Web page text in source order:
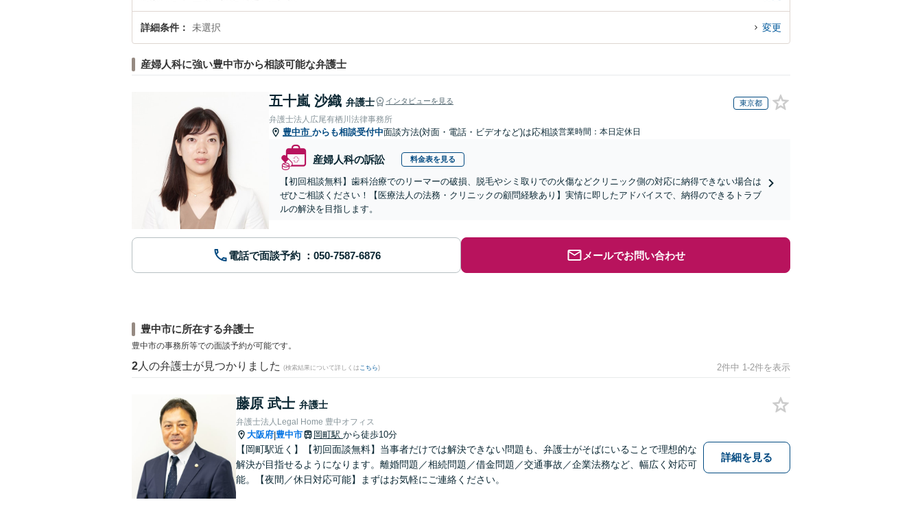
詳細条件 未選択 変更
産婦人科に強い豊中市から相談可能な弁護士
五十嵐 沙織 弁護士 インタビューを見る 東京都
弁護士法人広尾有栖川法律事務所
豊中市 からも相談受付中面談方法(対面・電話・ビデオなど)は応相談営業時間：本日定休日
産婦人科の訴訟 料金表を見る
【初回相談無料】歯科治療でのリーマーの破損、脱毛やシミ取りでの火傷などクリニック側の対応に納得できない場合は
ぜひご相談ください！【医療法人の法務・クリニックの顧問経験あり】実情に即したアドバイスで、納得のできるトラブ
ルの解決を目指します。
電話で面談予約 メールでお問い合わせ
豊中市に所在する弁護士
豊中市の事務所等での面談予約が可能です。
2 人の弁護士が見つかりました (検索結果について詳しくは こちら) 2件中 1-2件を表示
藤原 武士 弁護士
弁護士法人Legal Home 豊中オフィス
大阪府|豊中市 岡町駅 から徒歩10分
【岡町駅近く】【初回面談無料】当事者だけでは解決できない問題も、弁護士がそばにいることで理想的な
解決が目指せるようになります。離婚問題／相続問題／借金問題／交通事故／企業法務など、幅広く対応可
能。【夜間／休日対応可能】まずはお気軽にご連絡ください。
詳細を見る